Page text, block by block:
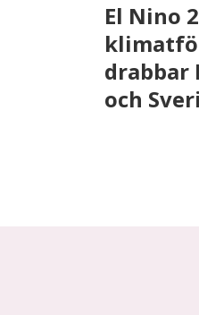
El Nino
drabbar
och